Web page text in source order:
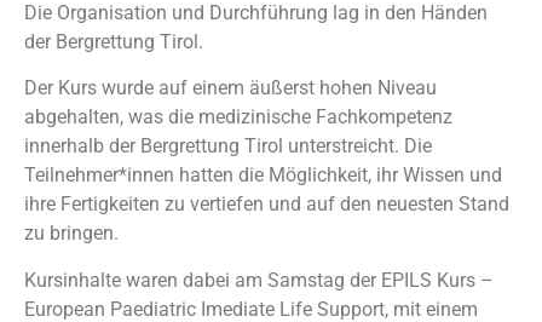
Die Organisation und Durchführung lag in den Händen
der Bergrettung Tirol.
Der Kurs wurde auf einem äußerst hohen Niveau
abgehalten, was die medizinische Fachkompetenz
innerhalb der Bergrettung Tirol unterstreicht. Die
Teilnehmer*innen hatten die Möglichkeit, ihr Wissen und
ihre Fertigkeiten zu vertiefen und auf den neuesten Stand
zu bringen.
Kursinhalte waren dabei am Samstag der EPILS Kurs –
European Paediatric Imediate Life Support, mit einem